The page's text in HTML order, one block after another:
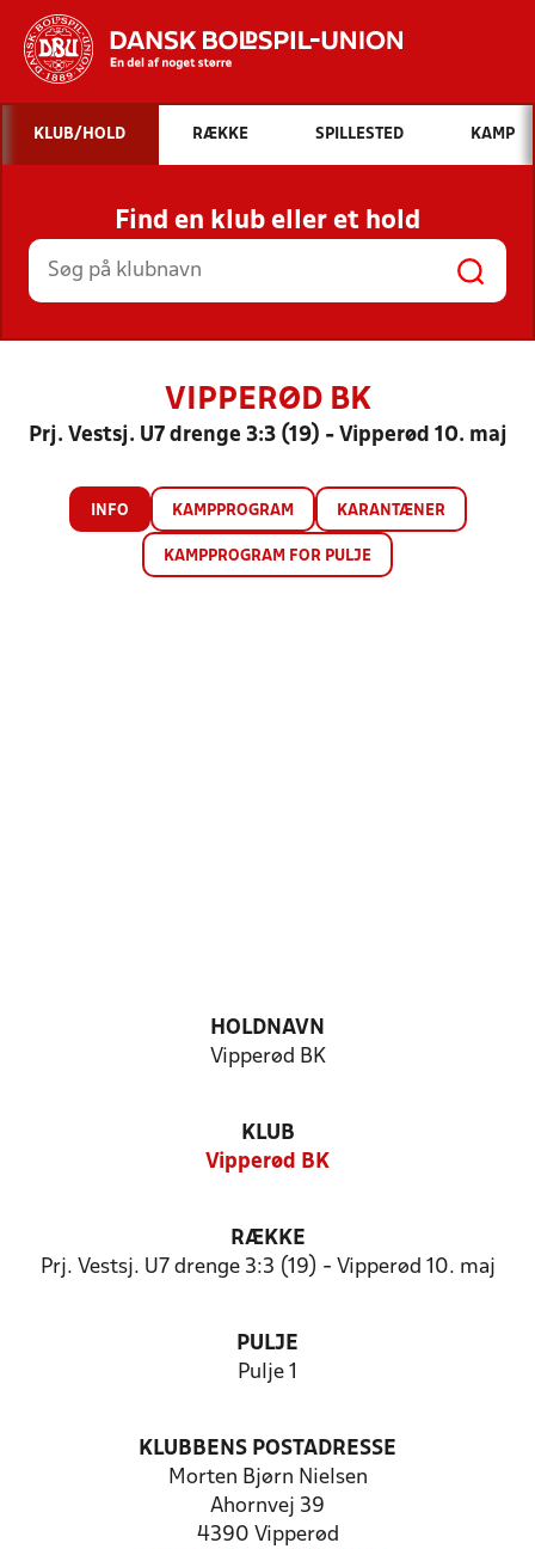
Hvad vil du søge efter?
INDHOLD OG NYHEDER
STILLINGER, RESULTATER, KLUBBER OG
HOLD
KLUB/HOLD RÆKKE SPILLESTED KAMP
Find en klub eller et hold
VIPPERØD BK
Prj. Vestsj. U7 drenge 3:3 (19) - Vipperød 10. maj
INFO KAMPPROGRAM KARANTÆNER
KAMPPROGRAM FOR PULJE
HOLDNAVN
Vipperød BK
KLUB
Vipperød BK
RÆKKE
Prj. Vestsj. U7 drenge 3:3 (19) - Vipperød 10. maj
PULJE
Pulje 1
KLUBBENS POSTADRESSE
Morten Bjørn Nielsen
Ahornvej 39
4390 Vipperød